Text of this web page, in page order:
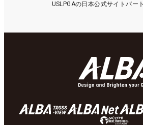
USLPGAの日本公式サイトパー